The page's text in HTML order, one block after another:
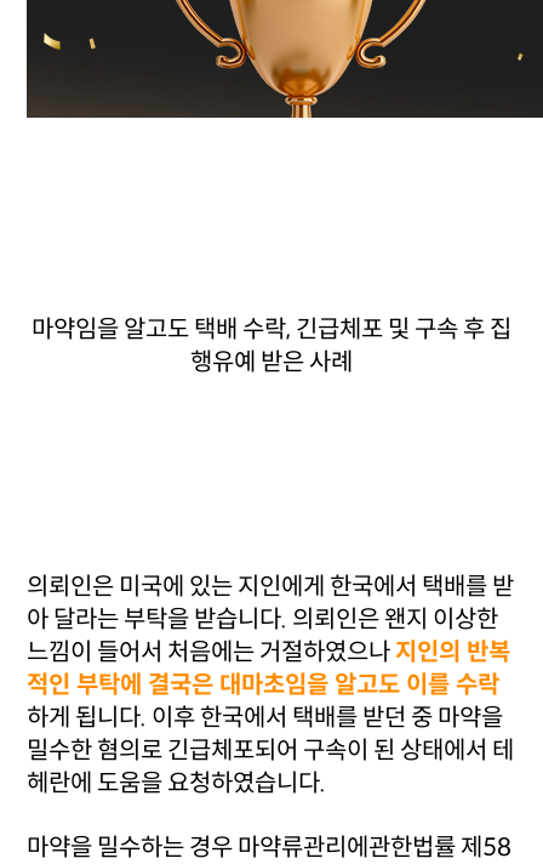
마약임을 알고도 택배 수락, 긴급체포 및 구속 후 집
행유예 받은 사례
의뢰인은 미국에 있는 지인에게 한국에서 택배를 받
아 달라는 부탁을 받습니다. 의뢰인은 왠지 이상한
느낌이 들어서 처음에는 거절하였으나 지인의 반복
적인 부탁에 결국은 대마초임을 알고도 이를 수락
하게 됩니다. 이후 한국에서 택배를 받던 중 마약을
밀수한 혐의로 긴급체포되어 구속이 된 상태에서 테
헤란에 도움을 요청하였습니다.
마약을 밀수하는 경우 마약류관리에관한법률 제58